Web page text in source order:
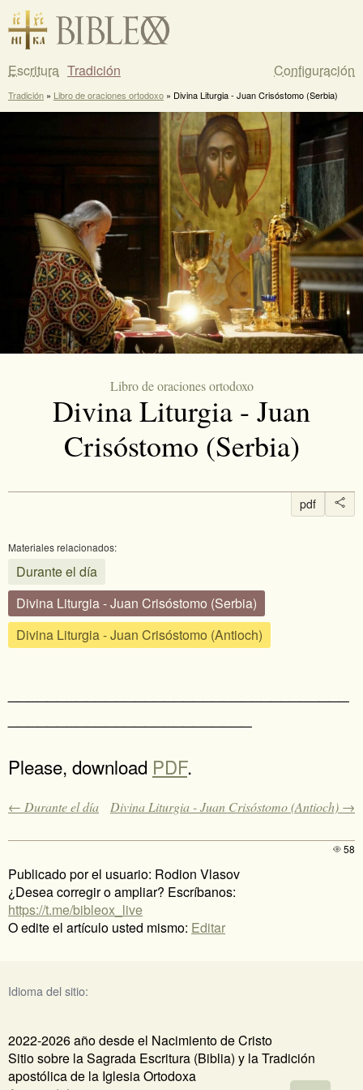
Escritura Tradición Configuración
Tradición » Libro de oraciones ortodoxo » Divina Liturgia - Juan Crisóstomo (Serbia)
Libro de oraciones ortodoxo
Divina Liturgia - Juan
Crisóstomo (Serbia)
pdf
Materiales relacionados:
Durante el día
Divina Liturgia - Juan Crisóstomo (Serbia)
Divina Liturgia - Juan Crisóstomo (Antioch)
Please, download PDF.
← Durante el día Divina Liturgia - Juan Crisóstomo (Antioch) →
58
Publicado por el usuario: Rodion Vlasov
¿Desea corregir o ampliar? Escríbanos:
https://t.me/bibleox_live
O edite el artículo usted mismo: Editar
Idioma del sitio:
2022-2026 año desde el Nacimiento de Cristo
Sitio sobre la Sagrada Escritura (Biblia) y la Tradición
apostólica de la Iglesia Ortodoxa